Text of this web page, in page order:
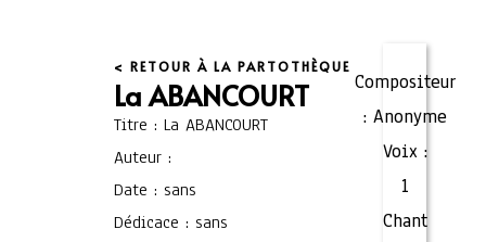
< RETOUR À LA PARTOTHÈQUE
La ABANCOURT
Titre : La ABANCOURT
Auteur :
Date : sans
Dédicace : sans
Compositeur
: Anonyme
Voix :
1
Chant